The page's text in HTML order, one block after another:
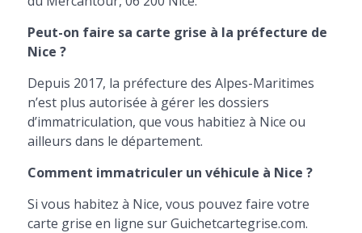
Peut-on faire sa carte grise à la préfecture de
Nice ?
Depuis 2017, la préfecture des Alpes-Maritimes
n’est plus autorisée à gérer les dossiers
d’immatriculation, que vous habitiez à Nice ou
ailleurs dans le département.
Comment immatriculer un véhicule à Nice ?
Si vous habitez à Nice, vous pouvez faire votre
carte grise en ligne sur Guichetcartegrise.com.